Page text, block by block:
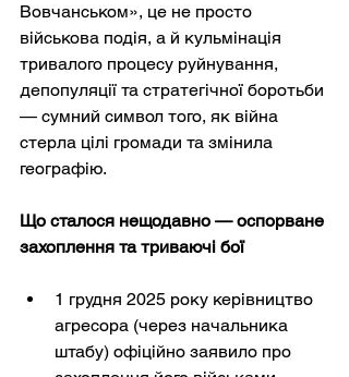
Вовчанськом», це не просто
військова подія, а й кульмінація
тривалого процесу руйнування,
депопуляції та стратегічної боротьби
— сумний символ того, як війна
стерла цілі громади та змінила
географію.
Що сталося нещодавно — оспорване
захоплення та триваючі бої
1 грудня 2025 року керівництво
агресора (через начальника
штабу) офіційно заявило про